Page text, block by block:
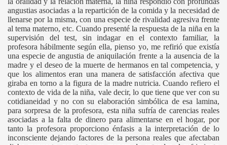
angustias asociadas a la repartición de la comida y la necesidad de
llenarse por la misma, con una especie de rivalidad agresiva frente
al tema materno, etc. Cuando presenté la respuesta de la niña en la
supervisión del test, sin indagar en el contexto familiar, la
profesora hábilmente según ella, pienso yo, me refirió que existía
una especie de angustia de aniquilación frente a la ausencia de la
madre y el deseo de la muerte de hermanos en tal competencia, y
que los alimentos eran una manera de satisfacción afectiva que
giraba en torno a la figura de la madre nutricia. Cuando refiero el
contexto de vida de la niña, vale decir, lo que tiene que ver con su
cotidianeidad y no con su elaboración simbólica de esa lamina,
para sorpresa de la profesora, esta niña sufría de carencias reales
asociadas a la falta de dinero para alimentarse en el hogar, por
tanto la profesora proporciono énfasis a la interpretación de lo
inconsciente dejando factores de la persona reales que afectaban